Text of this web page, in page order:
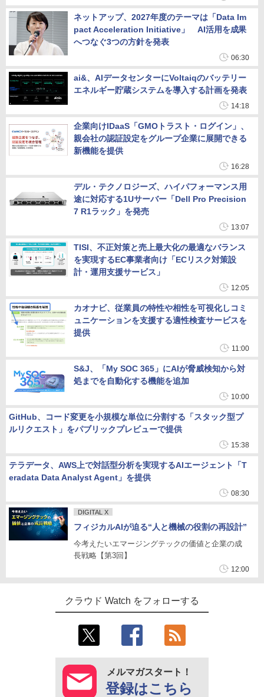
ネットアップ、2027年度のテーマは「Data Im
pact Acceleration Initiative」 AI活用を成果
へつなぐ3つの方針を発表
06:30
ai&、AIデータセンターにVoltaiqのバッテリー
エネルギー貯蔵システムを導入する計画を発表
14:18
企業向けIDaaS「GMOトラスト・ログイン」、
親会社の認証設定をグループ企業に展開できる
新機能を提供
16:28
デル・テクノロジーズ、ハイパフォーマンス用
途に対応する1Uサーバー「Dell Pro Precision
7 R1ラック」を発売
13:07
TISI、不正対策と売上最大化の最適なバランス
を実現するEC事業者向け「ECリスク対策設
計・運用支援サービス」
12:05
カオナビ、従業員の特性や相性を可視化しコミ
ュニケーションを支援する適性検査サービスを
提供
11:00
S&J、「My SOC 365」にAIが脅威検知から対
処までを自動化する機能を追加
10:00
GitHub、コード変更を小規模な単位に分割する「スタック型プ
ルリクエスト」をパブリックプレビューで提供
15:38
テラデータ、AWS上で対話型分析を実現するAIエージェント「T
eradata Data Analyst Agent」を提供
08:30
DIGITAL X
フィジカルAIが迫る“人と機械の役割の再設計”
今考えたいエマージングテックの価値と企業の成
長戦略【第3回】
12:00
クラウド Watch をフォローする
メルマガスタート！
登録はこちら